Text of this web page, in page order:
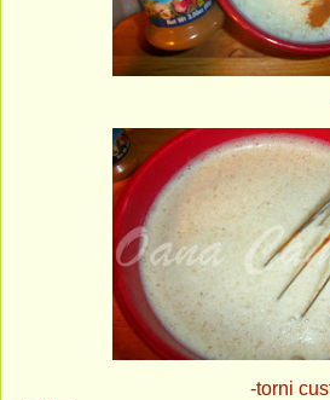
-amesteci
-torni custard-ul